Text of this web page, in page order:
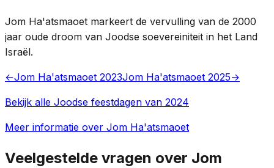
Jom Ha'atsmaoet markeert de vervulling van de 2000
jaar oude droom van Joodse soevereiniteit in het Land
Israël.
←Jom Ha'atsmaoet 2023Jom Ha'atsmaoet 2025→
Bekijk alle Joodse feestdagen van 2024
Meer informatie over Jom Ha'atsmaoet
Veelgestelde vragen over Jom